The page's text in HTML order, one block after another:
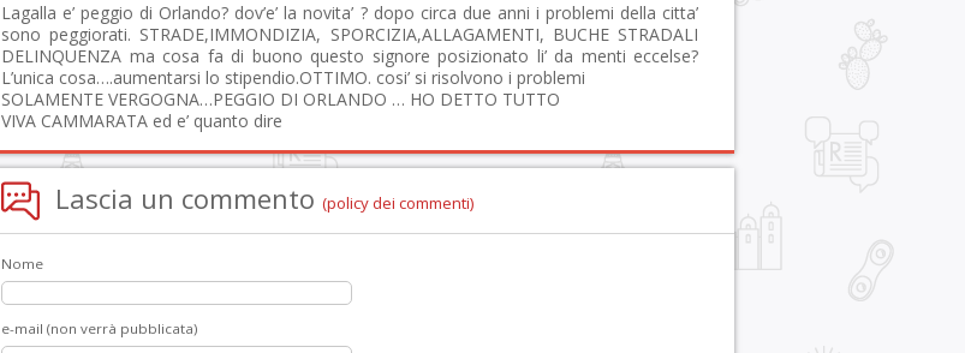
Lagalla e’ peggio di Orlando? dov’e’ la novita’ ? dopo circa due anni i problemi della citta’
sono peggiorati. STRADE,IMMONDIZIA, SPORCIZIA,ALLAGAMENTI, BUCHE STRADALI
DELINQUENZA ma cosa fa di buono questo signore posizionato li’ da menti eccelse?
L’unica cosa….aumentarsi lo stipendio.OTTIMO. cosi’ si risolvono i problemi
SOLAMENTE VERGOGNA…PEGGIO DI ORLANDO … HO DETTO TUTTO
VIVA CAMMARATA ed e’ quanto dire
Lascia un commento (policy dei commenti)
Nome
e-mail (non verrà pubblicata)